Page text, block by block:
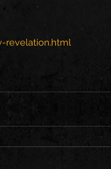
revelation.html